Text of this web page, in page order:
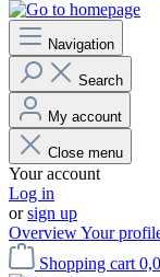
Navigation
Search
My account
Close menu
Your account
Log in
orsign up
OverviewYour
Shopping cart